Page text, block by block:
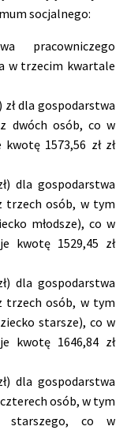
socjalnego:
pracowniczego
w trzecim kwartale
zł dla gospodarstwa
z dwóch osób, co w
1573,56 zł zł
dla gospodarstwa
trzech osób, w tym
młodsze), co w
kwotę 1529,45 zł
dla gospodarstwa
trzech osób, w tym
starsze), co w
kwotę 1646,84 zł
dla gospodarstwa
osób, w tym
starszego, co w